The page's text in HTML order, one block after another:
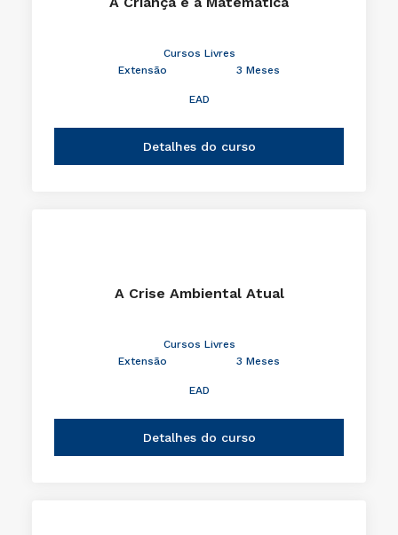
Cursos Livres
Extensão
3 Meses
EAD
Detalhes do curso
A Crise Ambiental Atual
Cursos Livres
Extensão
3 Meses
EAD
Detalhes do curso